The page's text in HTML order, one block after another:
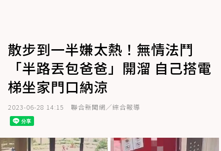
散步到一半嫌太熱！無情法鬥
「半路丟包爸爸」開溜 自己搭電
梯坐家門口納涼
2023-06-28 14:15 聯合新聞網／綜合報導